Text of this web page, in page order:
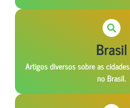
Brasil
Artigos diversos sobre as
no Brasil.